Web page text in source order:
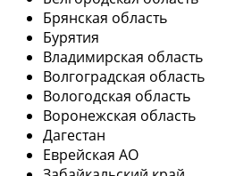
Брянская область
Бурятия
Владимирская область
Волгоградская область
Вологодская область
Воронежская область
Дагестан
Еврейская АО